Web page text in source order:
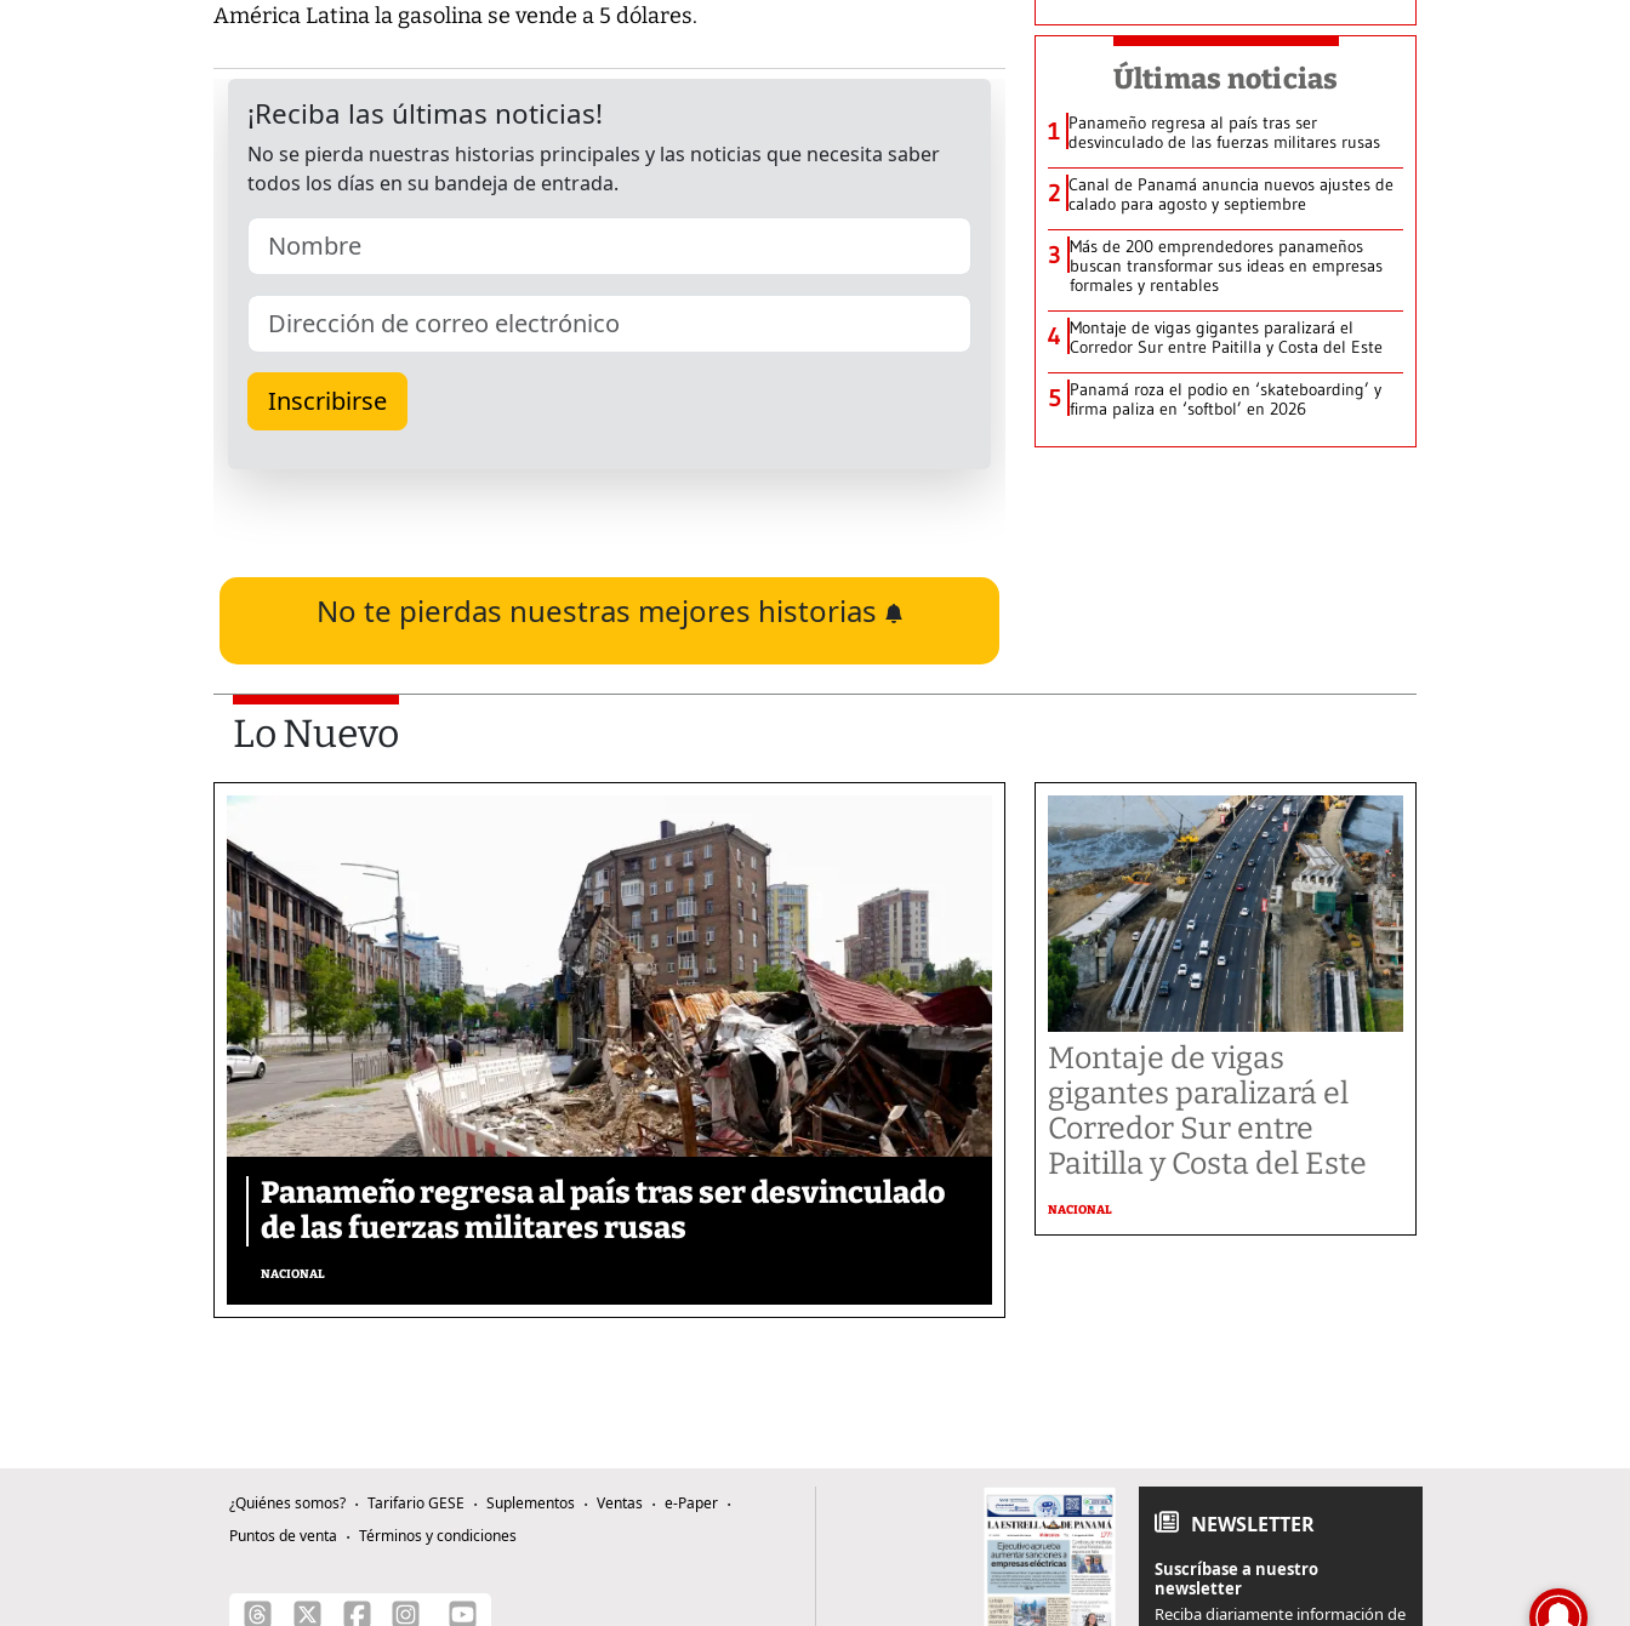
América Latina la gasolina se vende a 5 dólares.
No te pierdas nuestras mejores historias
Últimas noticias
1 Panameño regresa al país tras ser
desvinculado de las fuerzas militares rusas
2 Canal de Panamá anuncia nuevos ajustes de
calado para agosto y septiembre
3 Más de 200 emprendedores panameños
buscan transformar sus ideas en empresas
formales y rentables
4 Montaje de vigas gigantes paralizará el
Corredor Sur entre Paitilla y Costa del Este
5 Panamá roza el podio en ‘skateboarding’ y
firma paliza en ‘softbol’ en 2026
Lo Nuevo
Panameño regresa al país tras ser desvinculado
de las fuerzas militares rusas
NACIONAL
Montaje de vigas
gigantes paralizará el
Corredor Sur entre
Paitilla y Costa del Este
NACIONAL
¿Quiénes somos? Tarifario GESE Suplementos Ventas
e-Paper
Puntos de venta
Términos y condiciones NEWSLETTER
Suscríbase a nuestro
newsletter
Reciba diariamente información de